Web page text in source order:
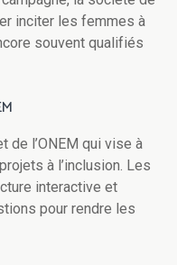
inciter les femmes à
souvent qualifiés
de l’ONEM qui vise à
à l’inclusion. Les
interactive et
pour rendre les